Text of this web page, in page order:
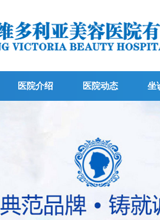
医院介绍 医院动态 坐